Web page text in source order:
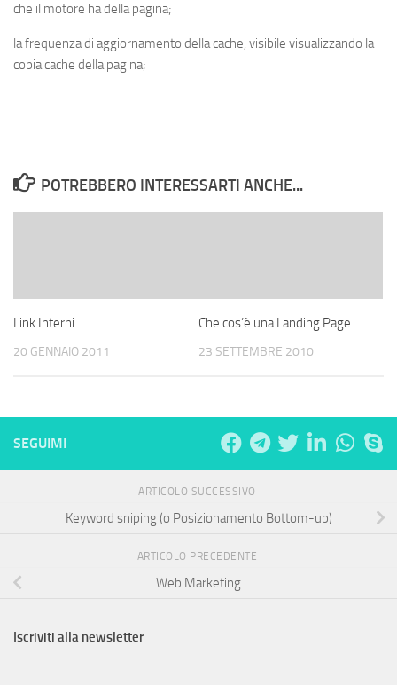
che il motore ha della pagina;
la frequenza di aggiornamento della cache, visibile visualizzando la
copia cache della pagina;
POTREBBERO INTERESSARTI ANCHE...
Link Interni
20 GENNAIO 2011
Che cos’è una Landing Page
23 SETTEMBRE 2010
SEGUIMI
ARTICOLO SUCCESSIVO
Keyword sniping (o Posizionamento Bottom-up)
ARTICOLO PRECEDENTE
Web Marketing
Iscriviti alla newsletter